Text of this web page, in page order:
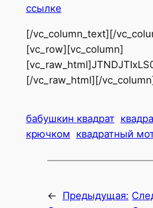
ссылке
[/vc_column_text][/
[vc_row][vc_column]
[/vc_raw_html][/
бабушкин квадрат
крючком квадратный
←
Предыдущая: